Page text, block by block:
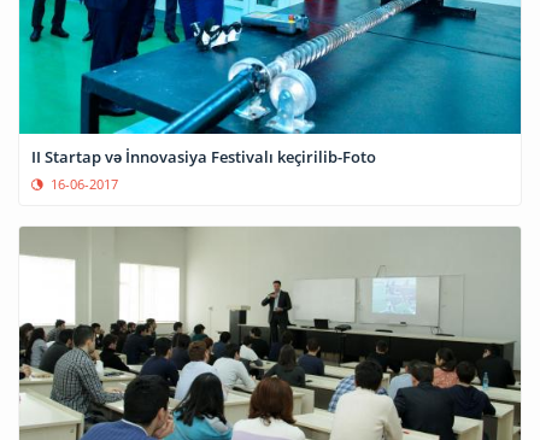
II Startap və İnnovasiya Festivalı keçirilib-Foto
16-06-2017